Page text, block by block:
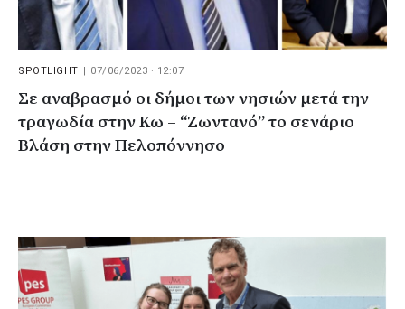
SPOTLIGHT | 07/06/2023 · 12:07
Σε αναβρασμό οι δήμοι των νησιών μετά την
τραγωδία στην Κω – “Ζωντανό” το σενάριο
Βλάση στην Πελοπόννησο